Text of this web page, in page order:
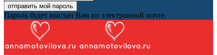
Пароль будет выслан Вам по электронной почте.